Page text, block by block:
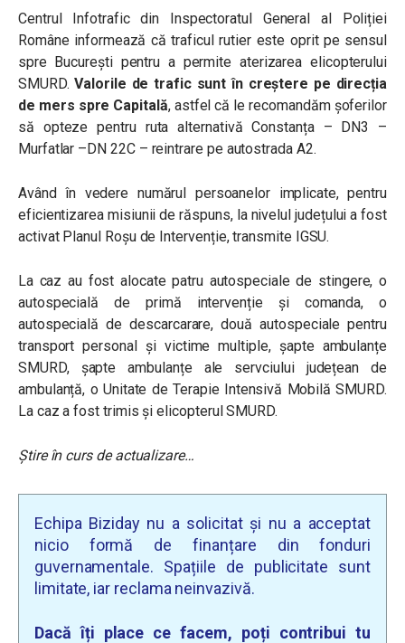
Centrul Infotrafic din Inspectoratul General al Poliției
Române informează că traficul rutier este oprit pe sensul
spre București pentru a permite aterizarea elicopterului
SMURD.Valorile de trafic sunt în creștere pe direcția
de mers spre Capitală, astfel că le recomandăm șoferilor
să opteze pentru ruta alternativă Constanța – DN3 –
Murfatlar –DN 22C – reintrare pe autostrada A2.
Având în vedere numărul persoanelor implicate, pentru
eficientizarea misiunii de răspuns, la nivelul județului a fost
activat Planul Roșu de Intervenție, transmite IGSU.
La caz au fost alocate patru autospeciale de stingere, o
autospecială de primă intervenție și comanda, o
autospecială de descarcarare, două autospeciale pentru
transport personal și victime multiple, șapte ambulanțe
SMURD, șapte ambulanțe ale servciului județean de
ambulanță, o Unitate de Terapie Intensivă Mobilă SMURD.
La caz a fost trimis și elicopterul SMURD.
Știre în curs de actualizare…
Echipa Biziday nu a solicitat și nu a acceptat
nicio formă de finanțare din fonduri
guvernamentale. Spațiile de publicitate sunt
limitate, iar reclama neinvazivă.
Dacă îți place ce facem, poți contribui tu